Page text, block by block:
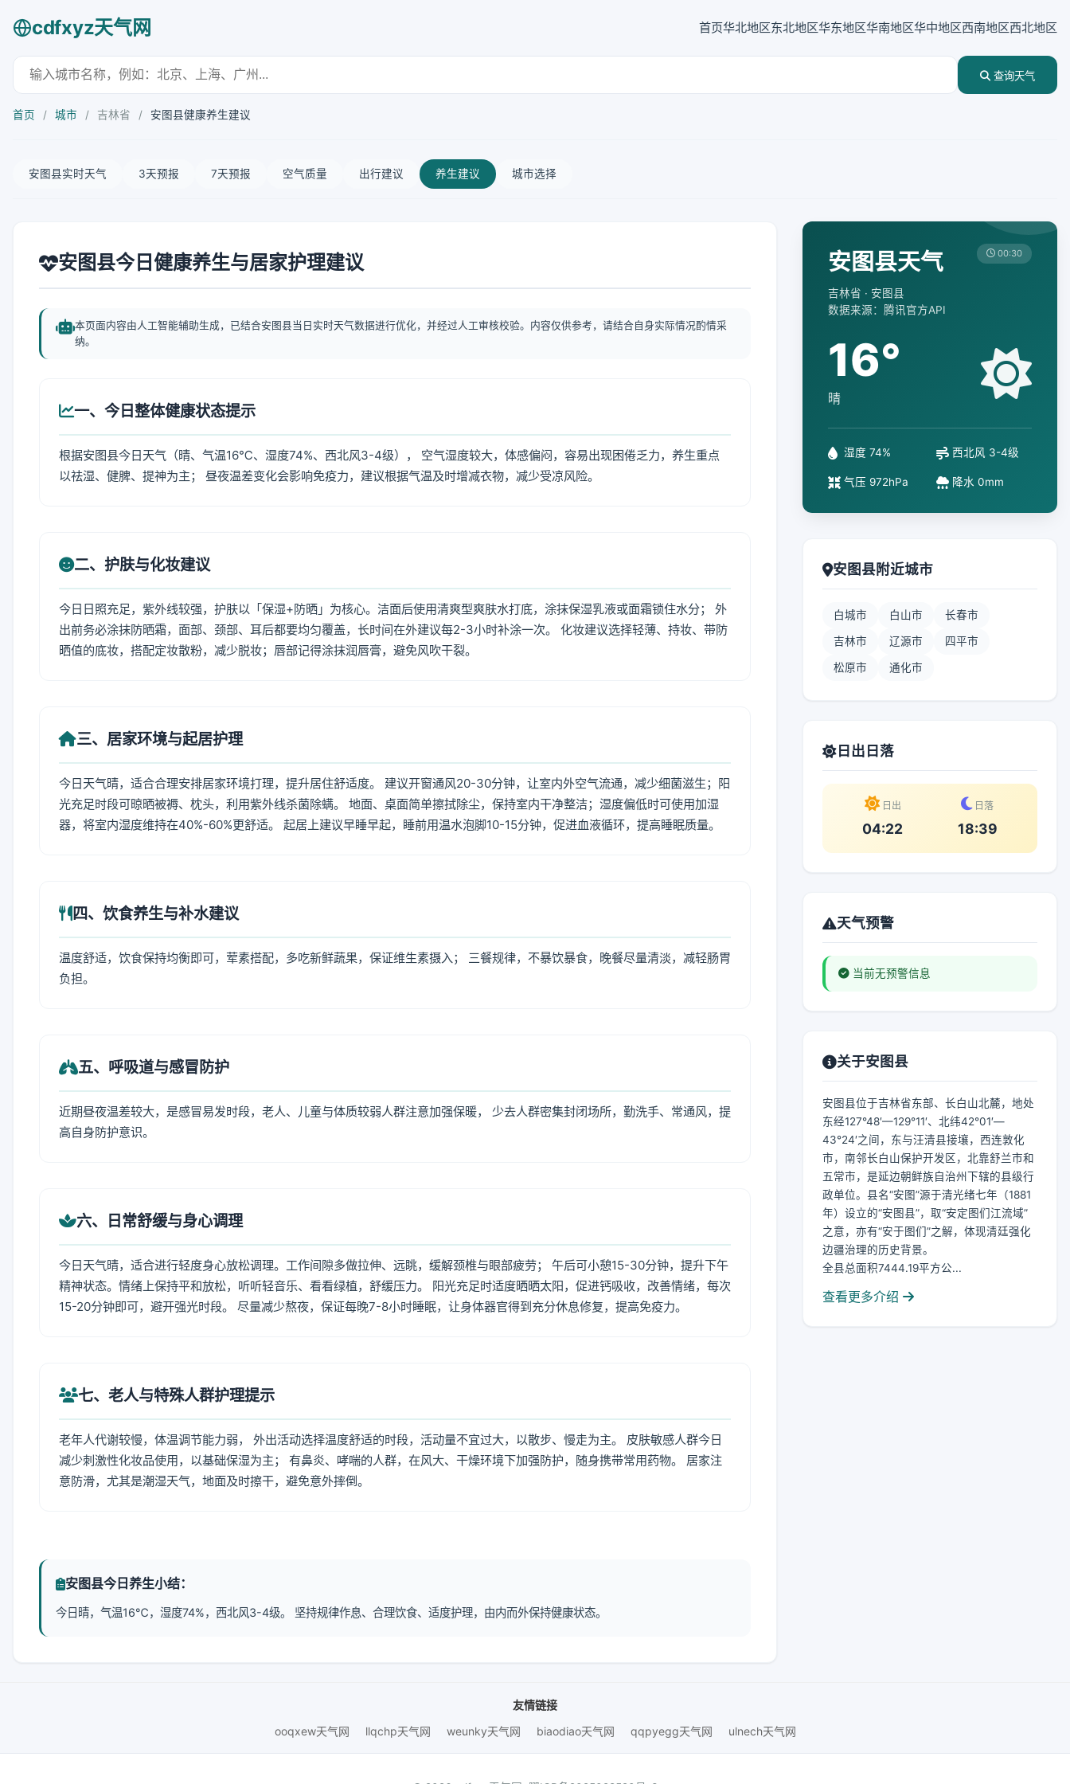
cdfxyz天气网 首页华北地区东北地区华东地区华南地区华中地区西南地区西北地区
查询天气
首页 / 城市 / 吉林省 / 安图县健康养生建议
安图县实时天气 3天预报 7天预报 空气质量 出行建议 养生建议 城市选择
安图县今日健康养生与居家护理建议
本页面内容由人工智能辅助生成，已结合安图县当日实时天气数据进行优化，并经过人工审核校验。内容仅供参考，请结合自身实际情况酌情采
纳。
一、今日整体健康状态提示
根据安图县今日天气（晴、气温16℃、湿度74%、西北风3-4级）， 空气湿度较大，体感偏闷，容易出现困倦乏力，养生重点
以祛湿、健脾、提神为主； 昼夜温差变化会影响免疫力，建议根据气温及时增减衣物，减少受凉风险。
二、护肤与化妆建议
今日日照充足，紫外线较强，护肤以「保湿+防晒」为核心。洁面后使用清爽型爽肤水打底，涂抹保湿乳液或面霜锁住水分； 外
出前务必涂抹防晒霜，面部、颈部、耳后都要均匀覆盖，长时间在外建议每2-3小时补涂一次。 化妆建议选择轻薄、持妆、带防
晒值的底妆，搭配定妆散粉，减少脱妆；唇部记得涂抹润唇膏，避免风吹干裂。
三、居家环境与起居护理
今日天气晴，适合合理安排居家环境打理，提升居住舒适度。 建议开窗通风20-30分钟，让室内外空气流通，减少细菌滋生；阳
光充足时段可晾晒被褥、枕头，利用紫外线杀菌除螨。 地面、桌面简单擦拭除尘，保持室内干净整洁；湿度偏低时可使用加湿
器，将室内湿度维持在40%-60%更舒适。 起居上建议早睡早起，睡前用温水泡脚10-15分钟，促进血液循环，提高睡眠质量。
四、饮食养生与补水建议
温度舒适，饮食保持均衡即可，荤素搭配，多吃新鲜蔬果，保证维生素摄入； 三餐规律，不暴饮暴食，晚餐尽量清淡，减轻肠胃
负担。
五、呼吸道与感冒防护
近期昼夜温差较大，是感冒易发时段，老人、儿童与体质较弱人群注意加强保暖， 少去人群密集封闭场所，勤洗手、常通风，提
高自身防护意识。
六、日常舒缓与身心调理
今日天气晴，适合进行轻度身心放松调理。工作间隙多做拉伸、远眺，缓解颈椎与眼部疲劳； 午后可小憩15-30分钟，提升下午
精神状态。情绪上保持平和放松，听听轻音乐、看看绿植，舒缓压力。 阳光充足时适度晒晒太阳，促进钙吸收，改善情绪，每次
15-20分钟即可，避开强光时段。 尽量减少熬夜，保证每晚7-8小时睡眠，让身体器官得到充分休息修复，提高免疫力。
七、老人与特殊人群护理提示
老年人代谢较慢，体温调节能力弱， 外出活动选择温度舒适的时段，活动量不宜过大，以散步、慢走为主。 皮肤敏感人群今日
减少刺激性化妆品使用，以基础保湿为主； 有鼻炎、哮喘的人群，在风大、干燥环境下加强防护，随身携带常用药物。 居家注
意防滑，尤其是潮湿天气，地面及时擦干，避免意外摔倒。
安图县今日养生小结：
今日晴，气温16℃，湿度74%，西北风3-4级。 坚持规律作息、合理饮食、适度护理，由内而外保持健康状态。
安图县天气
吉林省 · 安图县
数据来源：腾讯官方API
00:30
16°
晴
湿度 74% 西北风 3-4级
气压 972hPa 降水 0mm
安图县附近城市
白城市 白山市 长春市
吉林市 辽源市 四平市
松原市 通化市
日出日落
日出
04:22
日落
18:39
天气预警
当前无预警信息
关于安图县
安图县位于吉林省东部、长白山北麓，地处
东经127°48′—129°11′、北纬42°01′—
43°24′之间，东与汪清县接壤，西连敦化
市，南邻长白山保护开发区，北靠舒兰市和
五常市，是延边朝鲜族自治州下辖的县级行
政单位。县名“安图”源于清光绪七年（1881
年）设立的“安图县”，取“安定图们江流域”
之意，亦有“安于图们”之解，体现清廷强化
边疆治理的历史背景。
全县总面积7444.19平方公...
查看更多介绍
友情链接
ooqxew天气网
llqchp天气网 weunky天气网 biaodiao天气网 qqpyegg天气网 ulnech天气网